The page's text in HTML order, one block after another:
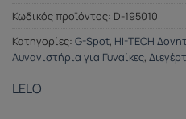
Κωδικός προϊόντος: D-195010
Κατηγορίες: G-Spot, HI-TECH
Αυνανιστήρια για Γυναίκες,
LELO